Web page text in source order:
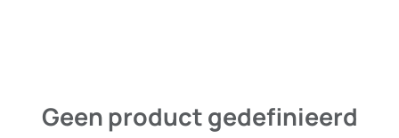
Geen product gedefinieerd